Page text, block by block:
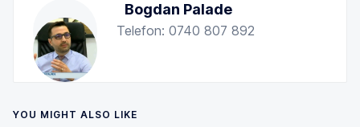
Bogdan Palade
Telefon: 0740 807 892
YOU MIGHT ALSO LIKE